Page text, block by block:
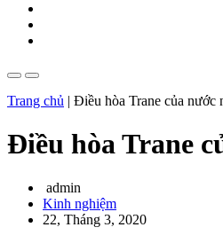
Trang chủ | Điều hòa Trane của nước
Điều hòa Trane
admin
Kinh nghiệm
22, Tháng 3, 2020